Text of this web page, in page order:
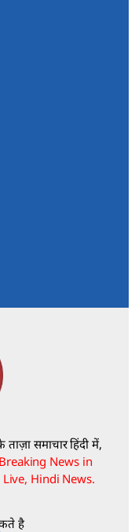
समाचार हिंदी में,
News in
Hindi News.
है